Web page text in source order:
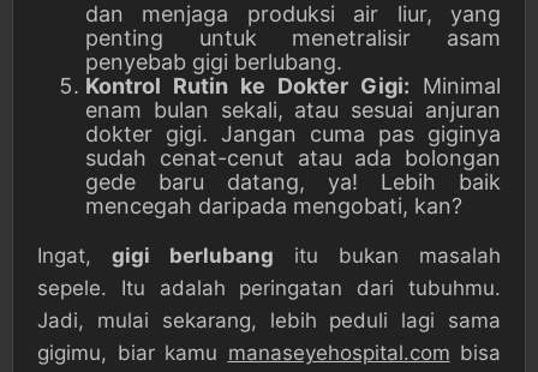
dan menjaga produksi air liur, yang
penting untuk menetralisir asam
penyebab gigi berlubang.
Kontrol Rutin ke Dokter Gigi: Minimal
enam bulan sekali, atau sesuai anjuran
dokter gigi. Jangan cuma pas giginya
sudah cenat-cenut atau ada bolongan
gede baru datang, ya! Lebih baik
mencegah daripada mengobati, kan?
Ingat, gigi berlubang itu bukan masalah
sepele. Itu adalah peringatan dari tubuhmu.
Jadi, mulai sekarang, lebih peduli lagi sama
gigimu, biar kamu manaseyehospital.com bisa